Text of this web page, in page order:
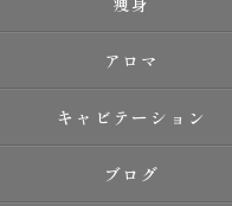
アロマ
キャビテーション
ブログ